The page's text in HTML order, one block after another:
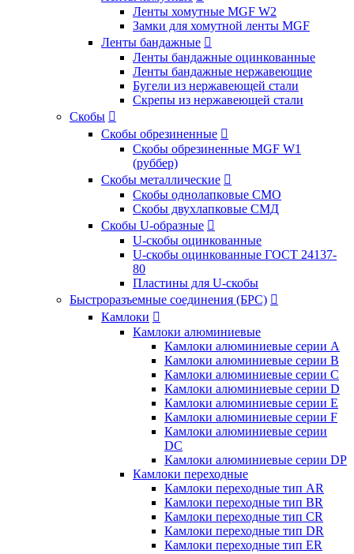
Ленты хомутные MGF W2
Замки для хомутной ленты MGF
Ленты бандажные 
Ленты бандажные оцинкованные
Ленты бандажные нержавеющие
Бугели из нержавеющей стали
Скрепы из нержавеющей стали
Скобы 
Скобы обрезиненные 
Скобы обрезиненные MGF W1
(руббер)
Скобы металлические 
Скобы однолапковые СМО
Скобы двухлапковые СМД
Скобы U-образные 
U-скобы оцинкованные
U-скобы оцинкованные ГОСТ 24137-
80
Пластины для U-скобы
Быстроразъемные соединения (БРС) 
Камлоки 
Камлоки алюминиевые
Камлоки алюминиевые серии А
Камлоки алюминиевые серии B
Камлоки алюминиевые серии C
Камлоки алюминиевые серии D
Камлоки алюминиевые серии E
Камлоки алюминиевые серии F
Камлоки алюминиевые серии
DC
Камлоки алюминиевые серии DP
Камлоки переходные
Камлоки переходные тип AR
Камлоки переходные тип BR
Камлоки переходные тип CR
Камлоки переходные тип DR
Камлоки переходные тип ER